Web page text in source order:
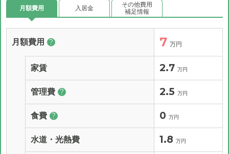
月額費用 入居金
その他費用
補足情報
月額費用 ? 7 万円
家賃 2.7 万円
管理費 ? 2.5 万円
食費 ? 0 万円
水道・光熱費 1.8 万円